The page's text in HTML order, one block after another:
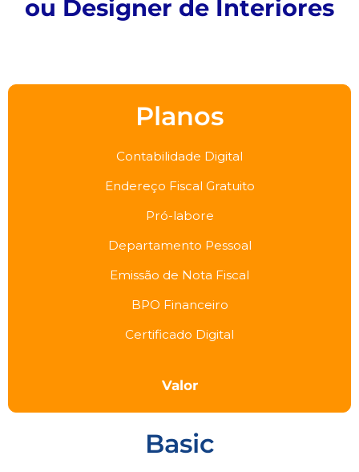
ou Designer de Interiores
Planos
Contabilidade Digital
Endereço Fiscal Gratuito
Pró-labore
Departamento Pessoal
Emissão de Nota Fiscal
BPO Financeiro
Certificado Digital
Valor
Basic